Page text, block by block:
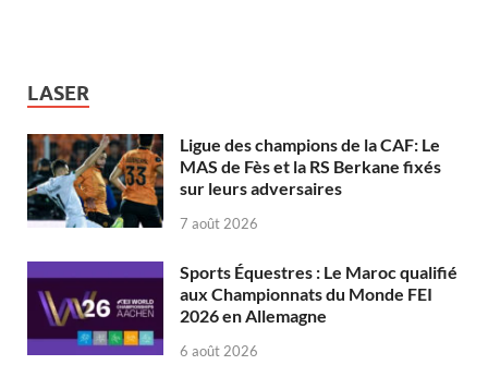
LASER
Ligue des champions de la CAF: Le
MAS de Fès et la RS Berkane fixés
sur leurs adversaires
7 août 2026
Sports Équestres : Le Maroc qualifié
aux Championnats du Monde FEI
2026 en Allemagne
6 août 2026